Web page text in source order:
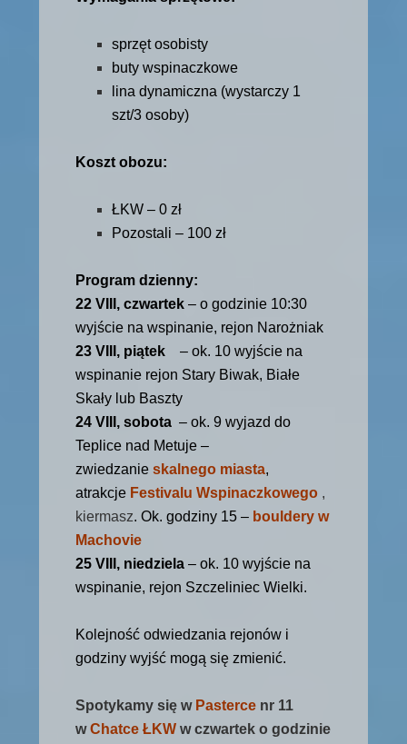
sprzęt osobisty
buty wspinaczkowe
lina dynamiczna (wystarczy 1
szt/3 osoby)
Koszt obozu:
ŁKW – 0 zł
Pozostali – 100 zł
Program dzienny:
22 VIII, czwartek– o godzinie 10:30
wyjście na wspinanie, rejon Narożniak
23 VIII, piątek– ok. 10 wyjście na
wspinanie rejon Stary Biwak, Białe
Skały lub Baszty
24 VIII, sobota– ok. 9 wyjazd do
Teplice nad Metuje –
zwiedzanie skalnego miasta,
atrakcje Festivalu Wspinaczkowego,
kiermasz. Ok. godziny 15 – bouldery w
Machovie
25 VIII, niedziela– ok. 10 wyjście na
wspinanie, rejon Szczeliniec Wielki.
Kolejność odwiedzania rejonów i
godziny wyjść mogą się zmienić.
Spotykamy się w Pastercenr 11
wChatce ŁKWw czwartek o godzinie